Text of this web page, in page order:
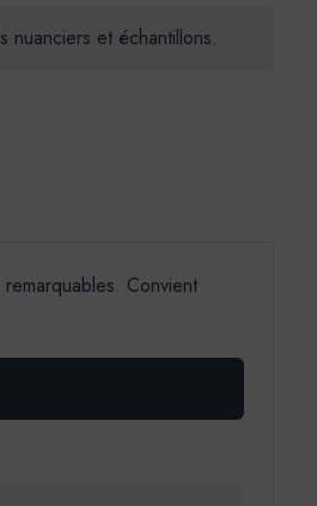
et échantillons.
Convient